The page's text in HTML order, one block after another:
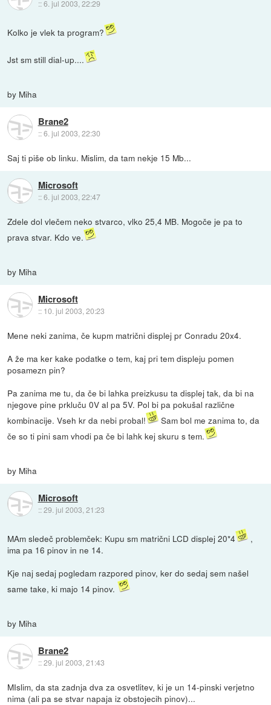
::6. jul 2003, 22:29
Kolko je vlek ta program?
Jst sm still dial-up....
by Miha
Brane2
::6. jul 2003, 22:30
Saj ti piše ob linku. Mislim, da tam nekje 15 Mb...
Microsoft
::6. jul 2003, 22:47
Zdele dol vlečem neko stvarco, vlko 25,4 MB. Mogoče je pa to
prava stvar. Kdo ve.
by Miha
Microsoft
:: 10. jul 2003, 20:23
Mene neki zanima, če kupm matrični displej pr Conradu 20x4.
A že ma ker kake podatke o tem, kaj pri tem displeju pomen
posamezn pin?
Pa zanima me tu, da če bi lahka preizkusu ta displej tak, da bi na
njegove pine prkluču 0V al pa 5V. Pol bi pa pokušal različne
kombinacije. Vseh kr da nebi probal!
Sam bol me zanima to, da
če so ti pini sam vhodi pa če bi lahk kej skuru s tem.
by Miha
Microsoft
::29. jul 2003, 21:23
MAm sledeč problemček: Kupu sm matrični LCD displej 20*4
,
ima pa 16 pinov in ne 14.
Kje naj sedaj pogledam razpored pinov, ker do sedaj sem našel
same take, ki majo 14 pinov.
by Miha
Brane2
::29. jul 2003, 21:43
MIslim, da sta zadnja dva za osvetlitev, ki je un 14-pinski verjetno
nima (ali pa se stvar napaja iz obstojecih pinov)...